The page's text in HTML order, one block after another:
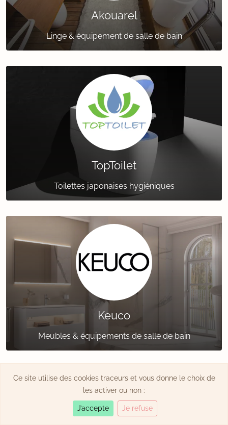
Akouarel
Linge & équipement de salle de bain
TopToilet
Toilettes japonaises hygiéniques
Keuco
Meubles & équipements de salle de bain
Ce site utilise des cookies traceurs et vous donne le choix de
les activer ou non :
J’accepte Je refuse